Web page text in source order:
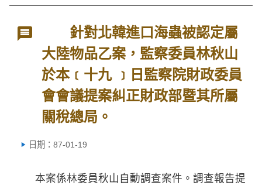
針對北韓進口海蟲被認定屬
大陸物品乙案，監察委員林秋山
於本﹝十九 ﹞日監察院財政委員
會會議提案糾正財政部暨其所屬
關稅總局。
日期：87-01-19
本案係林委員秋山自動調查案件。調查報告提